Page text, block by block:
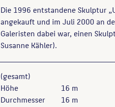
Die 1996 entstandene Skulptur
angekauft und im Juli 2000 an
Galeristen dabei war, einen
Susanne Kähler).
(gesamt)
Höhe
Durchmesser
16 m
16 m